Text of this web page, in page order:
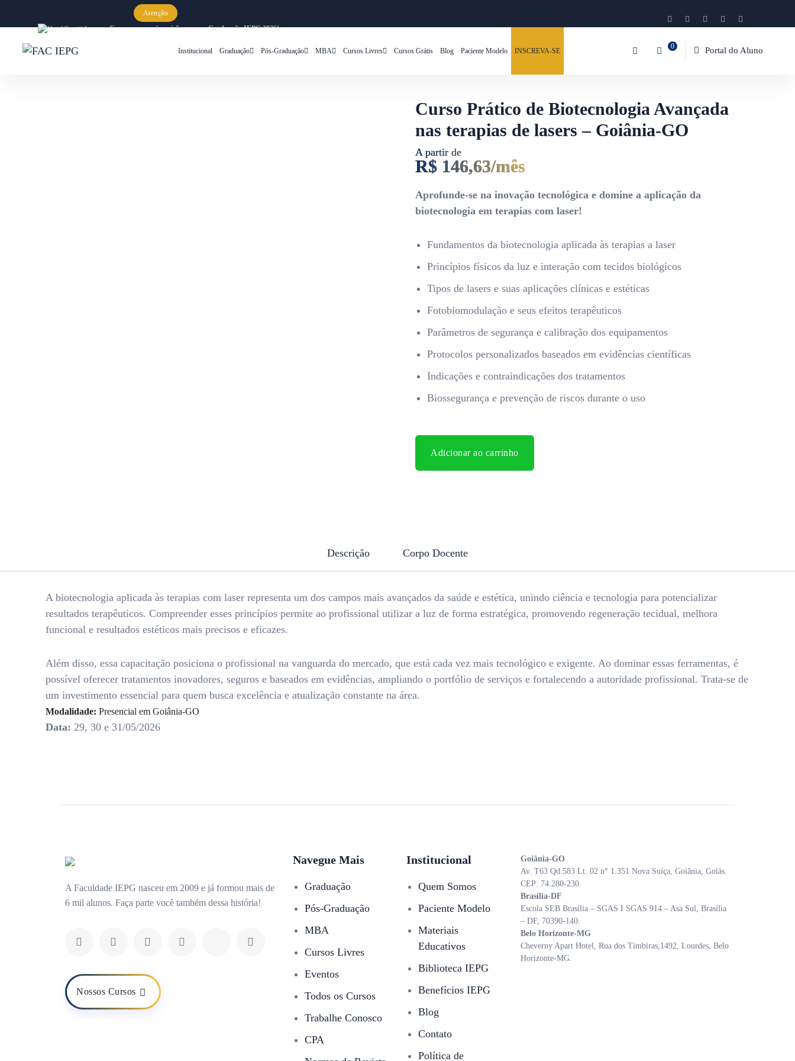
Atenção
Começaram as inscrições para a Graduação IEPG 2026!
Institucional Graduação Pós-Graduação MBA Cursos Livres Cursos Grátis Blog Paciente Modelo INSCREVA-SE
0 Portal do Aluno
Curso Prático de Biotecnologia Avançada
nas terapias de lasers – Goiânia-GO
A partir de
R$ 146,63/mês
Aprofunde-se na inovação tecnológica e domine a aplicação da
biotecnologia em terapias com laser!
Fundamentos da biotecnologia aplicada às terapias a laser
Princípios físicos da luz e interação com tecidos biológicos
Tipos de lasers e suas aplicações clínicas e estéticas
Fotobiomodulação e seus efeitos terapêuticos
Parâmetros de segurança e calibração dos equipamentos
Protocolos personalizados baseados em evidências científicas
Indicações e contraindicações dos tratamentos
Biossegurança e prevenção de riscos durante o uso
Adicionar ao carrinho
Descrição Corpo Docente
A biotecnologia aplicada às terapias com laser representa um dos campos mais avançados da saúde e estética, unindo ciência e tecnologia para potencializar
resultados terapêuticos. Compreender esses princípios permite ao profissional utilizar a luz de forma estratégica, promovendo regeneração tecidual, melhora
funcional e resultados estéticos mais precisos e eficazes.
Além disso, essa capacitação posiciona o profissional na vanguarda do mercado, que está cada vez mais tecnológico e exigente. Ao dominar essas ferramentas, é
possível oferecer tratamentos inovadores, seguros e baseados em evidências, ampliando o portfólio de serviços e fortalecendo a autoridade profissional. Trata-se de
um investimento essencial para quem busca excelência e atualização constante na área.
Modalidade:Presencial em Goiânia-GO
Data: 29, 30 e 31/05/2026
A Faculdade IEPG nasceu em 2009 e já formou mais de
6 mil alunos. Faça parte você também dessa história!
Nossos Cursos
Navegue Mais
Graduação
Pós-Graduação
MBA
Cursos Livres
Eventos
Todos os Cursos
Trabalhe Conosco
CPA
Institucional
Quem Somos
Paciente Modelo
Materiais
Educativos
Biblioteca IEPG
Benefícios IEPG
Blog
Contato
Política de
Goiânia-GO
Av. T63 Qd.583 Lt. 02 n° 1.351 Nova Suíça, Goiânia, Goiás.
CEP: 74.280-230.
Brasília-DF
Escola SEB Brasília – SGAS I SGAS 914 – Asa Sul, Brasília
– DF, 70390-140.
Belo Horizonte-MG
Cheverny Apart Hotel, Rua dos Timbiras,1492, Lourdes, Belo
Horizonte-MG.